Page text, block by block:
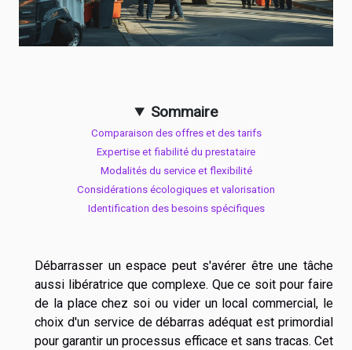
Sommaire
Comparaison des offres et des tarifs
Expertise et fiabilité du prestataire
Modalités du service et flexibilité
Considérations écologiques et valorisation
Identification des besoins spécifiques
Débarrasser un espace peut s'avérer être une tâche
aussi libératrice que complexe. Que ce soit pour faire
de la place chez soi ou vider un local commercial, le
choix d'un service de débarras adéquat est primordial
pour garantir un processus efficace et sans tracas. Cet